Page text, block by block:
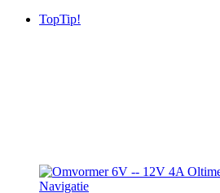
TopTip!